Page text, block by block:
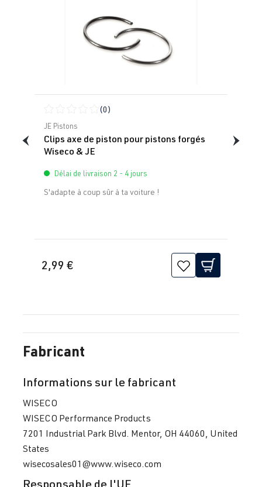
Note moyenne de 0 sur 5 étoiles
(0)
JE Pistons
Clips axe de piston pour pistons forgés
Wiseco & JE
Délai de livraison 2 - 4 jours
S'adapte à coup sûr à ta voiture !
2,99 €
Fabricant
Informations sur le fabricant
WISECO
WISECO Performance Products
7201 Industrial Park Blvd. Mentor, OH 44060, United
States
wisecosales01@www.wiseco.com
Responsable de l'UE